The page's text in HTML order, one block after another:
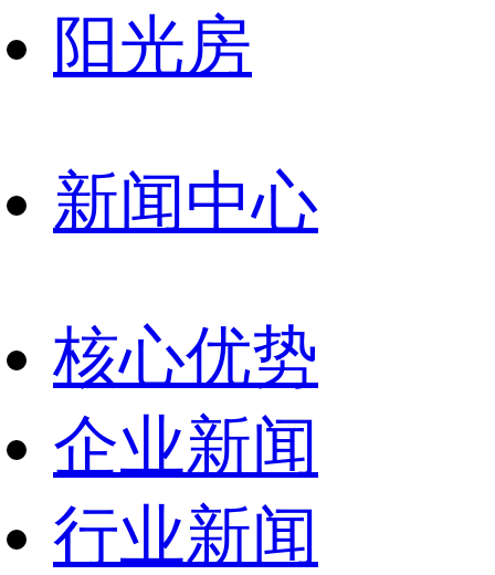
阳光房
新闻中心
核心优势
企业新闻
行业新闻